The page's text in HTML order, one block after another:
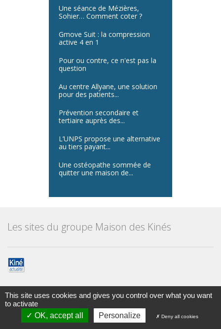
Une séance de Mézières,
Sohier… Comment coter ?
Gmove Suit : la compression
active 4 en 1
Pour ou contre, ce n'est pas la
question
Au centre Allyane, une solution
pour des patients...
Prévention secondaire et
tertiaire auprès des...
L’UNPS propose une alternative
au tiers payant...
Une ostéopathe sommée de
quitter une maison de...
Les sites du groupe Maison des Kinés
Maison des kinésithérapeutes
This site uses cookies and gives you control over what you want
to activate
OK, accept all
Personalize Deny all cookies